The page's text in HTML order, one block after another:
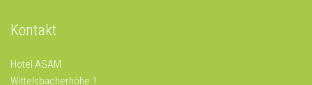
Kontakt
Hotel ASAM
Wittelsbacherhöhe 1